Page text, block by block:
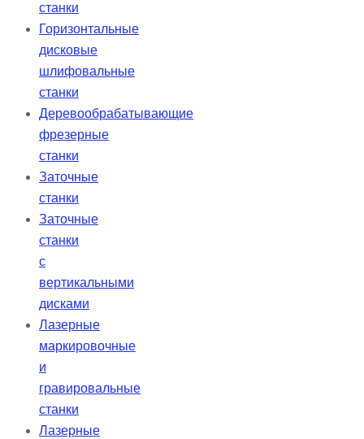
станки
Горизонтальные
дисковые
шлифовальные
станки
Деревообрабатывающие
фрезерные
станки
Заточные
станки
Заточные
станки
с
вертикальными
дисками
Лазерные
маркировочные
и
гравировальные
станки
Лазерные